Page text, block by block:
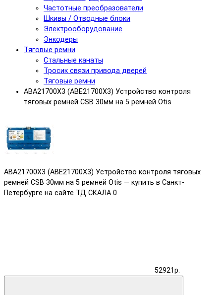
Частотные преобразователи
Шкивы / Отводные блоки
Электрооборудование
Энкодеры
Тяговые ремни
Стальные канаты
Тросик связи привода дверей
Тяговые ремни
ABA21700X3 (ABE21700X3) Устройство контроля
тяговых ремней CSB 30мм на 5 ремней Otis
ABA21700X3 (ABE21700X3) Устройство контроля тяговых
ремней CSB 30мм на 5 ремней Otis — купить в Санкт-
Петербурге на сайте ТД СКАЛА 0
52921р.